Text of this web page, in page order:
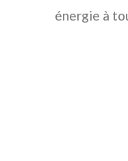
énergie à